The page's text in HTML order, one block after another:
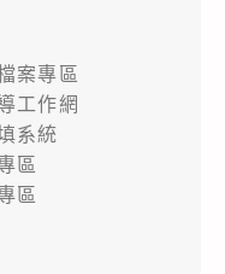
案專區
工作網
系統
區
區